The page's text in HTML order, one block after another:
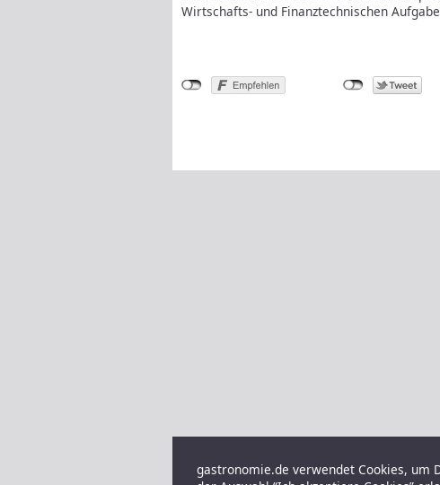
Wirtschafts- und Finanztechnischen
gastronomie.de verwendet Cookies, um